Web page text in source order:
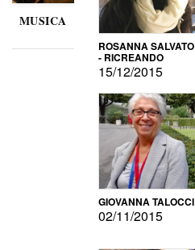
MUSICA
ROSANNA SALVATO
- RICREANDO
15/12/2015
GIOVANNA TALOCCI
02/11/2015